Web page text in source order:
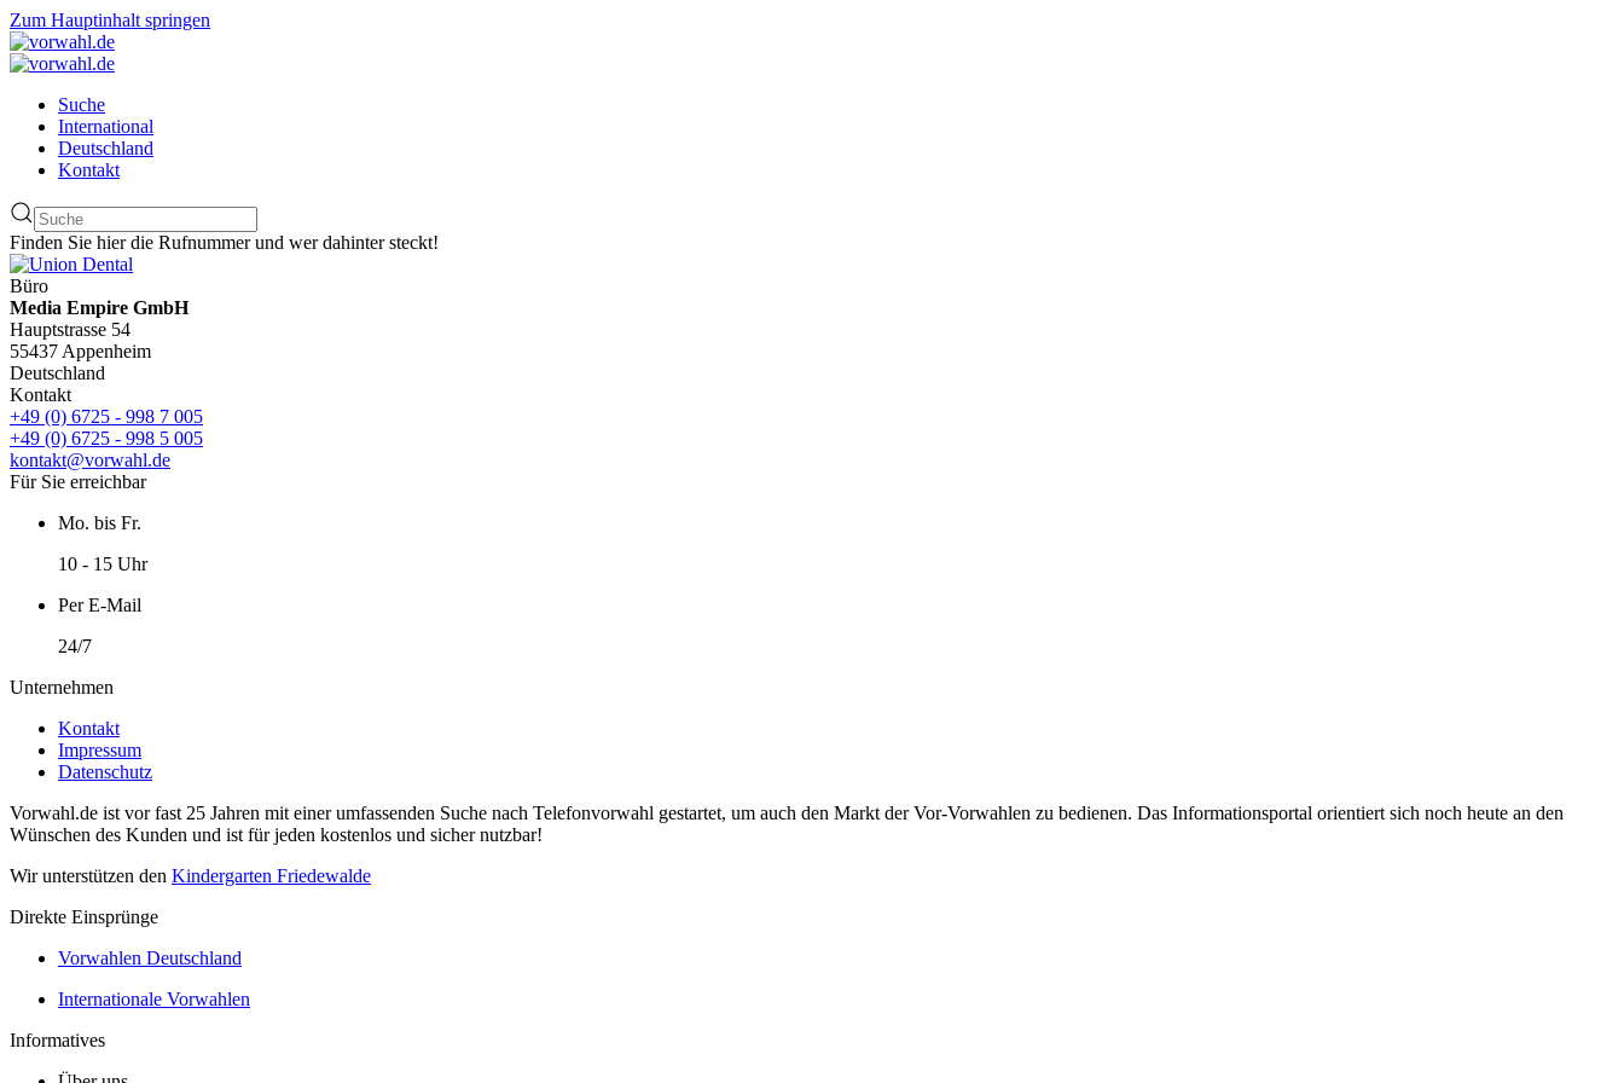
Zum Hauptinhalt springen
Suche
International
Deutschland
Kontakt
Finden Sie hier die Rufnummer und wer dahinter steckt!
Büro
Media Empire GmbH
Hauptstrasse 54
55437 Appenheim
Deutschland
Kontakt
+49 (0) 6725 - 998 7 005
+49 (0) 6725 - 998 5 005
kontakt@vorwahl.de
Für Sie erreichbar
Mo. bis Fr.
10 - 15 Uhr
Per E-Mail
24/7
Unternehmen
Kontakt
Impressum
Datenschutz
Vorwahl.de ist vor fast 25 Jahren mit einer umfassenden Suche nach Telefonvorwahl gestartet, um auch den Markt der Vor-Vorwahlen zu bedienen. Das Informationsportal orientiert sich noch heute an den
Wünschen des Kunden und ist für jeden kostenlos und sicher nutzbar!
Wir unterstützen den Kindergarten Friedewalde
Direkte Einsprünge
Vorwahlen Deutschland
Internationale Vorwahlen
Informatives